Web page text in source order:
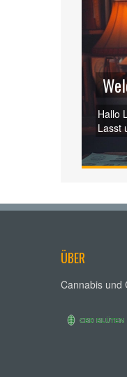
Hallo
Lasst
ÜBER
Cannabis und